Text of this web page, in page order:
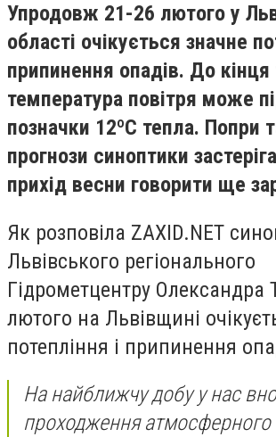
Упродовж 21-26 лютого у
області очікується значне
припинення опадів. До
температура повітря може
позначки 12ºС тепла. Попри
прогнози синоптики
прихід весни говорити ще
Як розповіла ZAXID.NET
Львівського регіонального
Гідрометцентру Олександра
лютого на Львівщині
потепління і припинення
На найближчу добу у нас
проходження атмосферного